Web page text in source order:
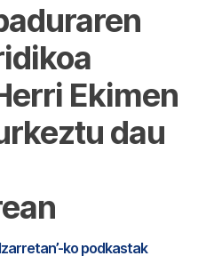
Ekimen
dau
ko podkastak